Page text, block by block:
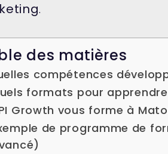
.
des matières
compétences
formats pour
Growth vous forme à
de programme de